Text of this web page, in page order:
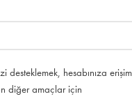
hesabınıza
diğer amaçlar için